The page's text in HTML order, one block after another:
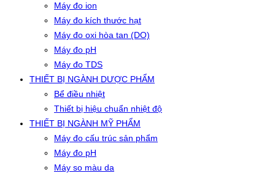
Máy đo ion
Máy đo kích thước hạt
Máy đo oxi hòa tan (DO)
Máy đo pH
Máy đo TDS
THIẾT BỊ NGÀNH DƯỢC PHẨM
Bể điều nhiệt
Thiết bị hiệu chuẩn nhiệt độ
THIẾT BỊ NGÀNH MỸ PHẨM
Máy đo cấu trúc sản phẩm
Máy đo pH
Máy so màu da